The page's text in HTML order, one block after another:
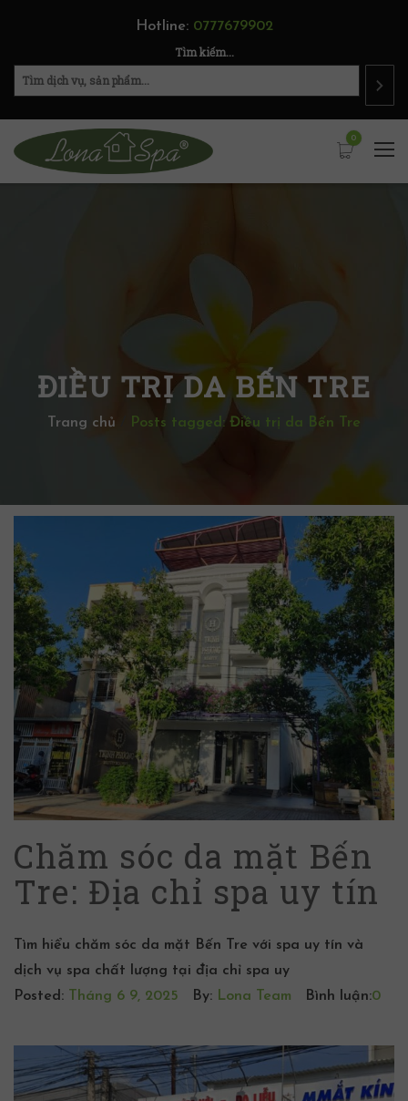
Hotline: 0777679902
Tìm kiếm...
0
ĐIỀU TRỊ DA BẾN TRE
Trang chủ Posts tagged: Điều trị da Bến Tre
Chăm sóc da mặt Bến
Tre: Địa chỉ spa uy tín
Tìm hiểu chăm sóc da mặt Bến Tre với spa uy tín và
dịch vụ spa chất lượng tại địa chỉ spa uy
Posted:
Tháng 6 9, 2025 By: Lona Team Bình luận:0